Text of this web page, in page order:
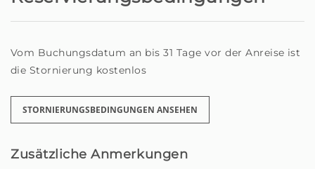
Vom Buchungsdatum an bis 31 Tage vor der Anreise ist
die Stornierung kostenlos
STORNIERUNGSBEDINGUNGEN ANSEHEN
Zusätzliche Anmerkungen